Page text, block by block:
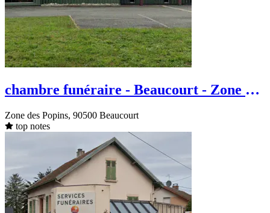
chambre funéraire - Beaucourt - Zone des
Zone des Popins, 90500 Beaucourt
top notes